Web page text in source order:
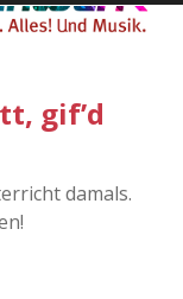
gif’d
damals.